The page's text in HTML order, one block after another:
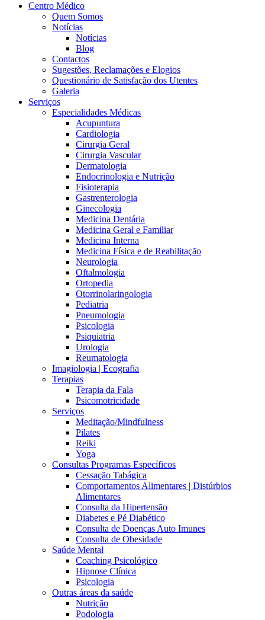
Centro Médico
Quem Somos
Notícias
Notícias
Blog
Contactos
Sugestões, Reclamações e Elogios
Questionário de Satisfação dos Utentes
Galeria
Serviços
Especialidades Médicas
Acupuntura
Cardiologia
Cirurgia Geral
Cirurgia Vascular
Dermatologia
Endocrinologia e Nutrição
Fisioterapia
Gastrenterologia
Ginecologia
Medicina Dentária
Medicina Geral e Familiar
Medicina Interna
Medicina Física e de Reabilitação
Neurologia
Oftalmologia
Ortopedia
Otorrinolaringologia
Pediatria
Pneumologia
Psicologia
Psiquiatria
Urologia
Reumatologia
Imagiologia | Ecografia
Terapias
Terapia da Fala
Psicomotricidade
Serviços
Meditação/Mindfulness
Pilates
Reiki
Yoga
Consultas Programas Específicos
Cessação Tabágica
Comportamentos Alimentares | Distúrbios
Alimentares
Consulta da Hipertensão
Diabetes e Pé Diabético
Consulta de Doenças Auto Imunes
Consulta de Obesidade
Saúde Mental
Coaching Psicológico
Hipnose Clínica
Psicologia
Outras áreas da saúde
Nutrição
Podologia